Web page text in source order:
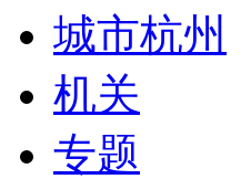
城市杭州
机关
专题